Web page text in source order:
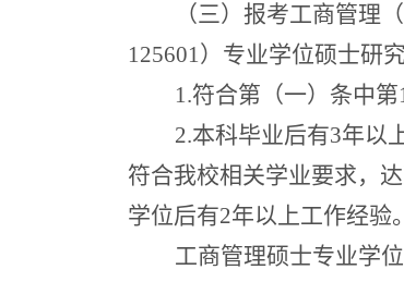
（三） 报考工商管理（
125601）专业学位硕士研
1.符合第 （一） 条中第
2.本科毕业后有3年以
符合我校相关学业要求，
学位后有2年以上工作经验。
工商管理硕士专业学